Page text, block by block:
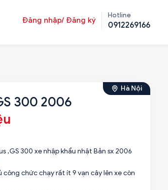
Đăng nhập/ Đăng ký
Hotline
0912269166
Hà Nội
300 2006
,GS 300 xe nhập khẩu nhật Bản sx 2006
chức chạy rất ít 9 vạn cây lên xe còn